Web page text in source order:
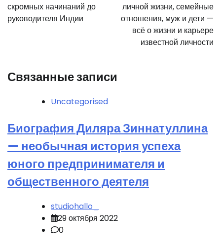
скромных начинаний до
руководителя Индии
личной жизни, семейные
отношения, муж и дети —
всё о жизни и карьере
известной личности
Связанные записи
Uncategorised
Биография Диляра Зиннатуллина
— необычная история успеха
юного предпринимателя и
общественного деятеля
studiohallo_
29 октября 2022
0